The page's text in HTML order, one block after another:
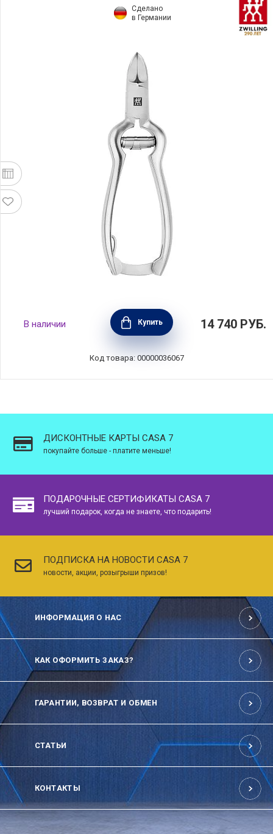
Сделано
в Германии
Кусачки для ногтей Beauty Premium 140 мм,
нержавеющая сталь 18/10, Zwilling J.A.
Henckels, Германия, 42459-101
В наличии Купить 14 740 РУБ.
Код товара: 00000036067
ДИСКОНТНЫЕ КАРТЫ CASA 7
покупайте больше - платите меньше!
ПОДАРОЧНЫЕ СЕРТИФИКАТЫ CASA 7
лучший подарок, когда не знаете, что подарить!
ПОДПИСКА НА НОВОСТИ CASA 7
новости, акции, розыгрыши призов!
ИНФОРМАЦИЯ О НАС
КАК ОФОРМИТЬ ЗАКАЗ?
ГАРАНТИИ, ВОЗВРАТ И ОБМЕН
СТАТЬИ
КОНТАКТЫ